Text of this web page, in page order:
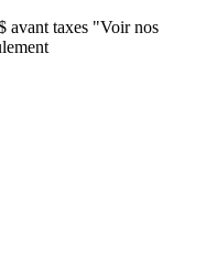
avant taxes "Voir nos